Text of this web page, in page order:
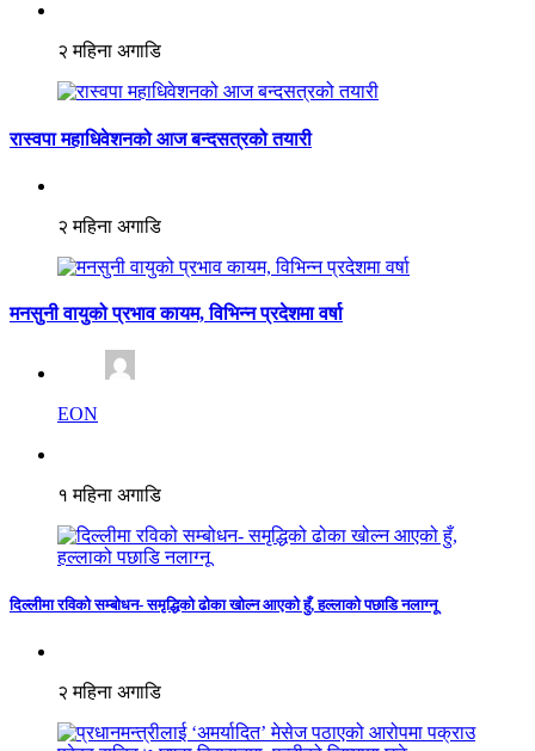
२ महिना अगाडि
रास्वपा महाधिवेशनको आज बन्दसत्रको तयारी
२ महिना अगाडि
मनसुनी वायुको प्रभाव कायम, विभिन्न प्रदेशमा वर्षा
EON
१ महिना अगाडि
दिल्लीमा रविको सम्बोधन- समृद्धिको ढोका खोल्न आएको हुँ, हल्लाको पछाडि नलाग्नू
२ महिना अगाडि